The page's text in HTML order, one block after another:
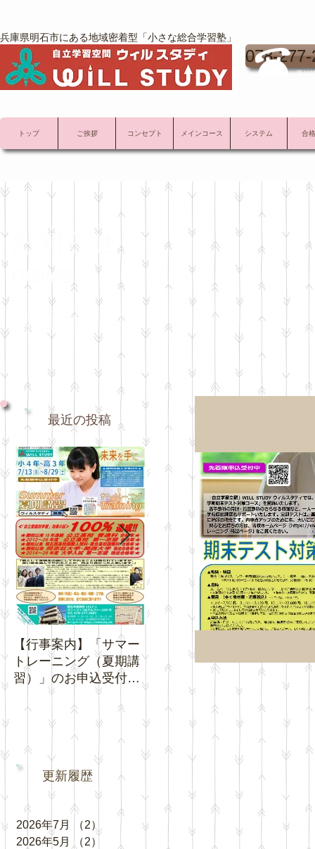
兵庫県明石市にある地域密着型「小さな総合学習塾」
078-
受付
トップ ご挨拶 コンセプト メインコース システム 合
お知らせ
news
WILL STUDY ウィル スタディの
最新情報をお知らせいたします。
最近の投稿
【行事案内】「サマー
トレーニング（夏期講
習）」のお申込受付を
開始いたします。
間中の「通常トレーニ
ング」の日程について
ジネ
クチ
更新履歴
2026年7月 （2）
2件の記事
2026年5月
（2）